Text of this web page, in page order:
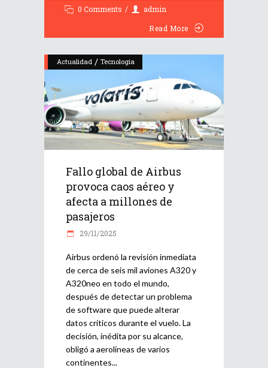
0 Comments
admin
Read More
Actualidad / Tecnología
Fallo global de Airbus
provoca caos aéreo y
afecta a millones de
pasajeros
29/11/2025
Airbus ordenó la revisión inmediata
de cerca de seis mil aviones A320 y
A320neo en todo el mundo,
después de detectar un problema
de software que puede alterar
datos críticos durante el vuelo. La
decisión, inédita por su alcance,
obligó a aerolíneas de varios
continentes